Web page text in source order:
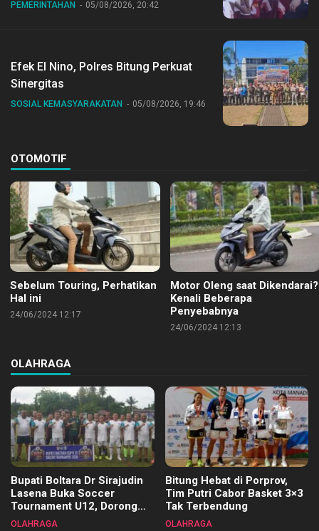
PEMERINTAHAN 05/08/2026, 20:42
Efek El Nino, Polres Bitung Perkuat
Sinergitas
SOSIAL KEMASYARAKATAN 05/08/2026, 19:46
OTOMOTIF
Sebelum Touring, Perhatikan
Hal ini
24/06/2024 12:17
Motor Oleng saat Dikendarai?
Kenali Beberapa
Penyebabnya
24/06/2024 12:13
OLAHRAGA
Bupati Boltara Dr Sirajudin
Lasena Buka Soccer
Tournament U12, Dorong
Pembinaan Merata di Setiap
OLAHRAGA
Bitung Hebat di Porprov,
Tim Putri Cabor Basket 3×3
Tak Terbendung
OLAHRAGA